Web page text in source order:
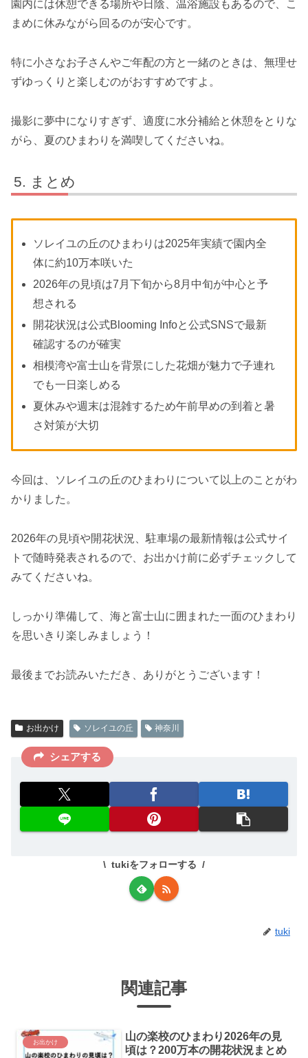
園内には休憩できる場所や日陰、温浴施設もあるので、こ
まめに休みながら回るのが安心です。
特に小さなお子さんやご年配の方と一緒のときは、無理せ
ずゆっくりと楽しむのがおすすめですよ。
撮影に夢中になりすぎず、適度に水分補給と休憩をとりな
がら、夏のひまわりを満喫してくださいね。
まとめ
ソレイユの丘のひまわりは2025年実績で園内全
体に約10万本咲いた
2026年の見頃は7月下旬から8月中旬が中心と予
想される
開花状況は公式Blooming Infoと公式SNSで最新
確認するのが確実
相模湾や富士山を背景にした花畑が魅力で子連れ
でも一日楽しめる
夏休みや週末は混雑するため午前早めの到着と暑
さ対策が大切
今回は、ソレイユの丘のひまわりについて以上のことがわ
かりました。
2026年の見頃や開花状況、駐車場の最新情報は公式サイ
トで随時発表されるので、お出かけ前に必ずチェックして
みてくださいね。
しっかり準備して、海と富士山に囲まれた一面のひまわり
を思いきり楽しみましょう！
最後までお読みいただき、ありがとうございます！
お出かけ ソレイユの丘 神奈川
シェアする
tukiをフォローする
tuki
関連記事
お出かけ
山の楽校のひまわり2026年の見
頃は？200万本の開花状況まとめ